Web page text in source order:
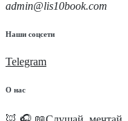
admin@lis10book.com
Наши соцсети
Telegram
О нас